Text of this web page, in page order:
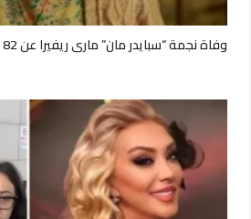
وفاة نجمة “سبايدر مان” ماري ريفيرا عن 82 عامًا